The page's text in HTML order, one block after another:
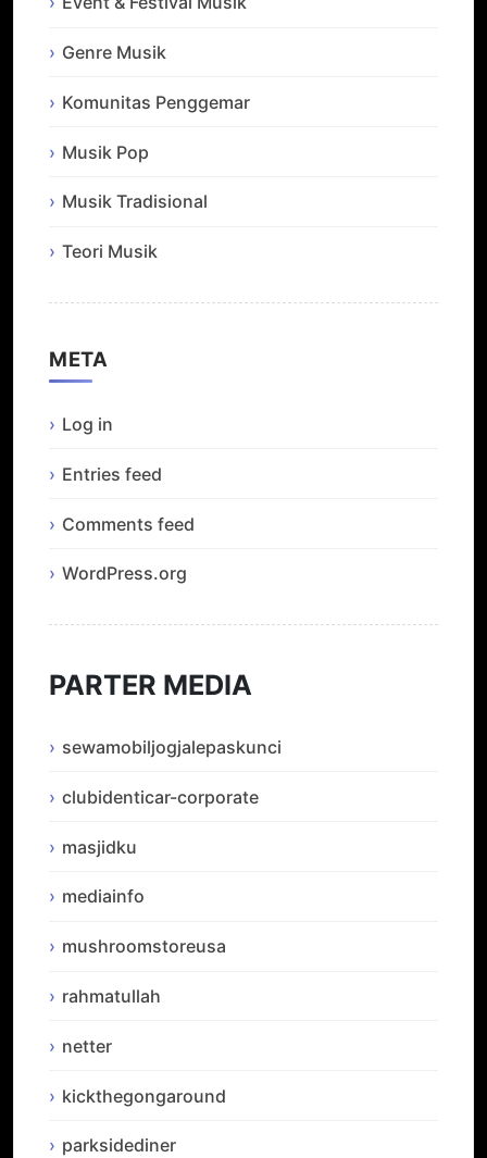
Genre Musik
Komunitas Penggemar
Musik Pop
Musik Tradisional
Teori Musik
META
Log in
Entries feed
Comments feed
WordPress.org
PARTER MEDIA
sewamobiljogjalepaskunci
clubidenticar-corporate
masjidku
mediainfo
mushroomstoreusa
rahmatullah
netter
kickthegongaround
parksidediner